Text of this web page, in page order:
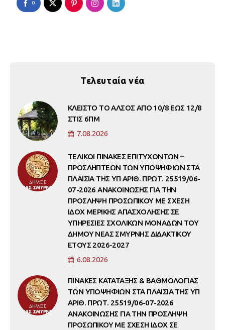
0
Τελευταία νέα
ΚΛΕΙΣΤΟ ΤΟ ΑΛΣΟΣ ΑΠΟ 10/8 ΕΩΣ 12/8
ΣΤΙΣ 6ΠΜ
7.08.2026
ΤΕΛΙΚΟΙ ΠΙΝΑΚΕΣ ΕΠΙΤΥΧΟΝΤΩΝ –
ΠΡΟΣΛΗΠΤΕΩΝ ΤΩΝ ΥΠΟΨΗΦΙΩΝ ΣΤΑ
ΠΛΑΙΣΙΑ ΤΗΣ ΥΠ ΑΡΙΘ. ΠΡΩΤ. 25519/06-
07-2026 ΑΝΑΚΟΙΝΩΣΗΣ ΓΙΑ ΤΗΝ
ΠΡΟΣΛΗΨΗ ΠΡΟΣΩΠΙΚΟΥ ΜΕ ΣΧΕΣΗ
ΙΔΟΧ ΜΕΡΙΚΗΣ ΑΠΑΣΧΟΛΗΣΗΣ ΣΕ
ΥΠΗΡΕΣΙΕΣ ΣΧΟΛΙΚΩΝ ΜΟΝΑΔΩΝ ΤΟΥ
ΔΗΜΟΥ ΝΕΑΣ ΣΜΥΡΝΗΣ ΔΙΔΑΚΤΙΚΟΥ
ΕΤΟΥΣ 2026-2027
6.08.2026
ΠΙΝΑΚΕΣ ΚΑΤΑΤΑΞΗΣ & ΒΑΘΜΟΛΟΓΙΑΣ
ΤΩΝ ΥΠΟΨΗΦΙΩΝ ΣΤΑ ΠΛΑΙΣΙΑ ΤΗΣ ΥΠ
ΑΡΙΘ. ΠΡΩΤ. 25519/06-07-2026
ΑΝΑΚΟΙΝΩΣΗΣ ΓΙΑ ΤΗΝ ΠΡΟΣΛΗΨΗ
ΠΡΟΣΩΠΙΚΟΥ ΜΕ ΣΧΕΣΗ ΙΔΟΧ ΣΕ